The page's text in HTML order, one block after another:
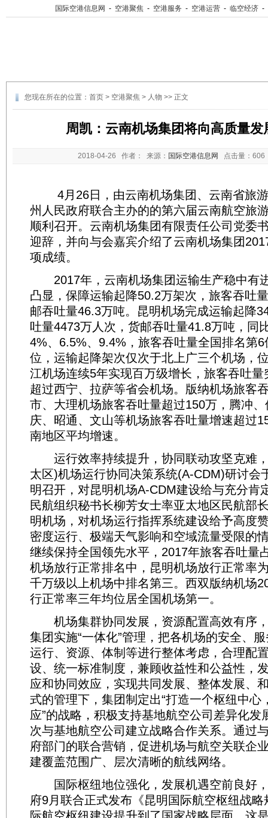
国际空港信息网 - 空港聚焦 - 空港服务 - 空港运营 - 临空经济 -
您现在所在的位置： 首页 > 空港聚焦 > 人物 >> 正文
周凯：云南机场集团将向高质量发
2018-04-26 作者： 来源： 国际空港信息网 点击量：
4月26日，由云南机场集团、云南省旅游
州人民政府联合主办的的第六届云南航空旅
顺利召开。云南机场集团有限责任公司党委
迎辞，并向与会嘉宾介绍了云南机场集团
项成绩。
2017年，云南机场集团运输生产稳中有
凸显，保障运输起降50.2万架次，旅客吞吐
邮吞吐量46.3万吨。昆明机场完成运输起降
吐量4473万人次，货邮吞吐量41.8万吨，同
4%、6.5%、9.4%，旅客吞吐量全国排名第
位，运输起降架次仅次于北上广三个机场，
江机场连续5年实现百万级增长，旅客吞吐
超过西宁、拉萨等省会机场。版纳机场旅客
市、大理机场旅客吞吐量超过150万，腾冲
庆、昭通、文山等机场旅客吞吐量增速超过
南地区平均增速。
运行效率持续提升，协同联动攻坚克难
太区)机场运行协同决策系统(A-CDM)研讨会
明召开，对昆明机场A-CDM建设给与充分肯
民航组织秘书长柳芳女士率亚太地区民航部
明机场，对机场运行指挥系统建设给予高度
密度运行、极端天气影响和空域流量受限的
继续保持全国领先水平，2017年旅客吞吐量
机场放行正常排名中，昆明机场放行正常率
千万级以上机场中排名第三。西双版纳机场
行正常率三年均位居全国机场第一。
机场集群协同发展，资源配置高效有序
集团实施“一体化”管理，把各机场的安全、
运行、资源、体制等进行整体考虑，合理配
设、统一标准制度，兼顾收益性和公益性，
应和协同效应，实现共同发展、整体发展、
式的管理下，集团制定出“打造一个枢纽中心
应”的战略，积极支持基地航空公司差异化发
次与基地航空公司建立战略合作关系。通过
府部门的联合营销，促进机场与航空关联企
建覆盖范围广、层次清晰的航线网络。
国际枢纽地位强化，发展机遇空前良好
府9月联合正式发布《昆明国际航空枢纽战